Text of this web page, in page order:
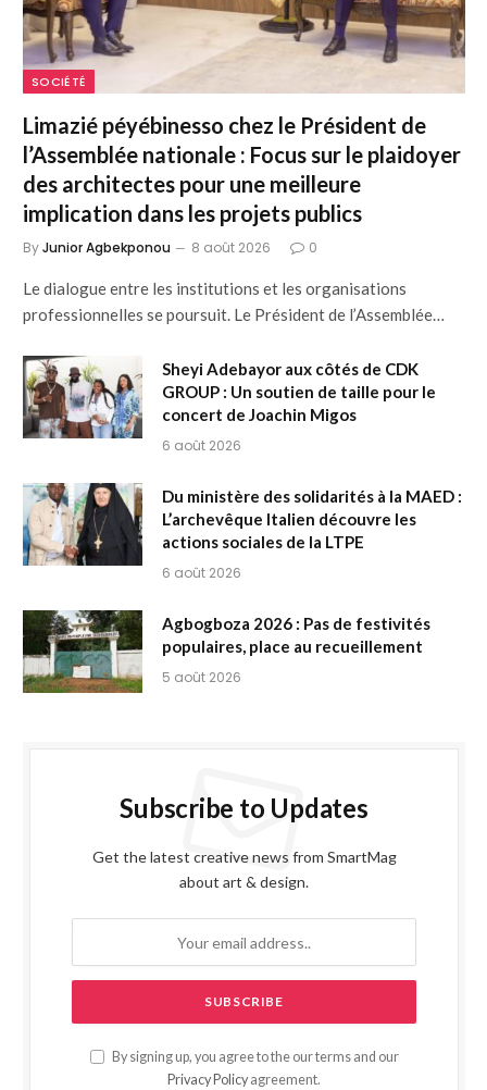
SOCIÉTÉ
Limazié péyébinesso chez le Président de
l’Assemblée nationale : Focus sur le plaidoyer
des architectes pour une meilleure
implication dans les projets publics
ByJunior Agbekponou 8 août 2026 0
Le dialogue entre les institutions et les organisations
professionnelles se poursuit. Le Président de l’Assemblée…
Sheyi Adebayor aux côtés de CDK
GROUP : Un soutien de taille pour le
concert de Joachin Migos
6 août 2026
Du ministère des solidarités à la MAED :
L’archevêque Italien découvre les
actions sociales de la LTPE
6 août 2026
Agbogboza 2026 : Pas de festivités
populaires, place au recueillement
5 août 2026
Subscribe to Updates
Get the latest creative news from SmartMag
about art & design.
By signing up, you agree to the our terms and our
Privacy Policy agreement.